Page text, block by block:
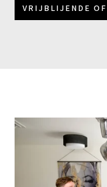
VRIJBLIJENDE